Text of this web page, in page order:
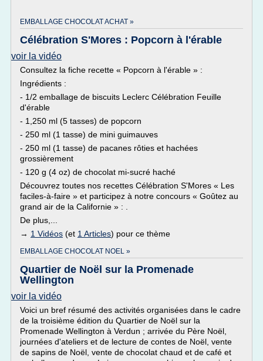
EMBALLAGE CHOCOLAT ACHAT »
Célébration S'Mores : Popcorn à l'érable
voir la vidéo
Consultez la fiche recette « Popcorn à l'érable » :
Ingrédients :
- 1/2 emballage de biscuits Leclerc Célébration Feuille
d'érable
- 1,250 ml (5 tasses) de popcorn
- 250 ml (1 tasse) de mini guimauves
- 250 ml (1 tasse) de pacanes rôties et hachées
grossièrement
- 120 g (4 oz) de chocolat mi-sucré haché
Découvrez toutes nos recettes Célébration S'Mores « Les
faciles-à-faire » et participez à notre concours « Goûtez au
grand air de la Californie » : .
De plus,...
→ 1 Vidéos (et 1 Articles) pour ce thème
EMBALLAGE CHOCOLAT NOEL »
Quartier de Noël sur la Promenade
Wellington
voir la vidéo
Voici un bref résumé des activités organisées dans le cadre
de la troisième édition du Quartier de Noël sur la
Promenade Wellington à Verdun ; arrivée du Père Noël,
journées d'ateliers et de lecture de contes de Noël, vente
de sapins de Noël, vente de chocolat chaud et de café et